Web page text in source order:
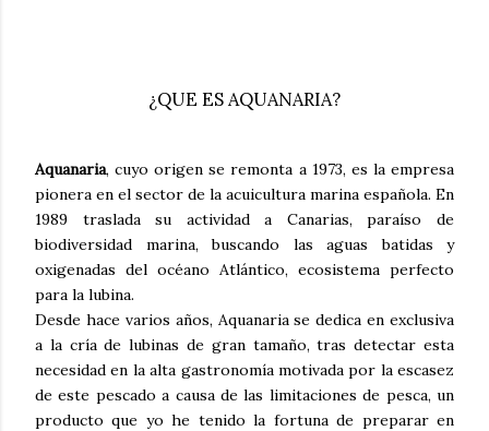
¿QUE ES AQUANARIA?
Aquanaria, cuyo origen se remonta a 1973, es la empresa
pionera en el sector de la acuicultura marina española. En
1989 traslada su actividad a Canarias, paraíso de
biodiversidad marina, buscando las aguas batidas y
oxigenadas del océano Atlántico, ecosistema perfecto
para la lubina.
Desde hace varios años, Aquanaria se dedica en exclusiva
a la cría de lubinas de gran tamaño, tras detectar esta
necesidad en la alta gastronomía motivada por la escasez
de este pescado a causa de las limitaciones de pesca, un
producto que yo he tenido la fortuna de preparar en